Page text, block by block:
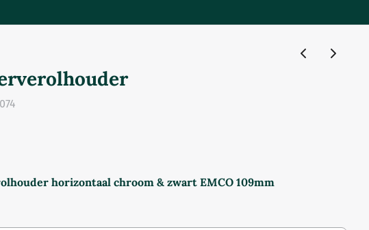
horizontaal chroom & zwart EMCO 109mm